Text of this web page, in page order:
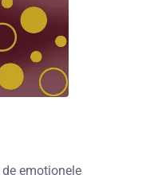
emotionele